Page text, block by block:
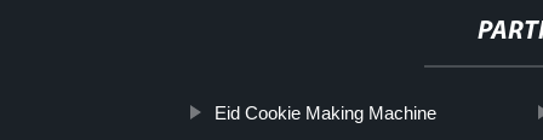
Eid Cookie Making Machine